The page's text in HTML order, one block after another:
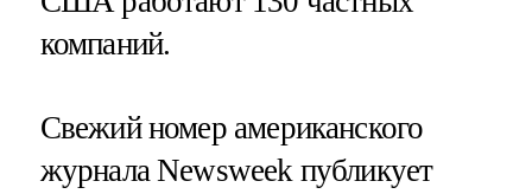
компаний.
Свежий номер американского
журнала Newsweek публикует